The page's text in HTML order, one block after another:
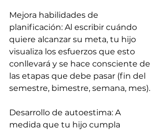
Mejora habilidades de
planificación: Al escribir cuándo
quiere alcanzar su meta, tu hijo
visualiza los esfuerzos que esto
conllevará y se hace consciente de
las etapas que debe pasar (fin del
semestre, bimestre, semana, mes).
Desarrollo de autoestima: A
medida que tu hijo cumpla